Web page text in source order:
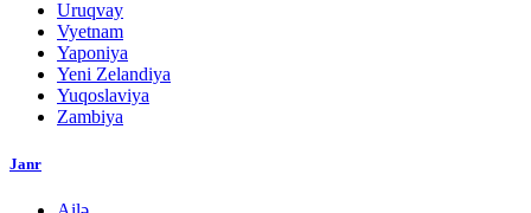
Uruqvay
Vyetnam
Yaponiya
Yeni Zelandiya
Yuqoslaviya
Zambiya
Janr